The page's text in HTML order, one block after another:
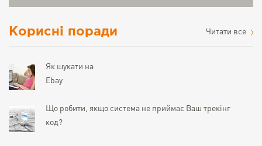
Корисні поради Читати все
Як шукати на
Ebay
Що робити, якщо система не приймає Ваш трекінг
код?